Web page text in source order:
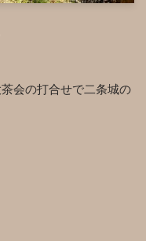
会の打合せで二条城の